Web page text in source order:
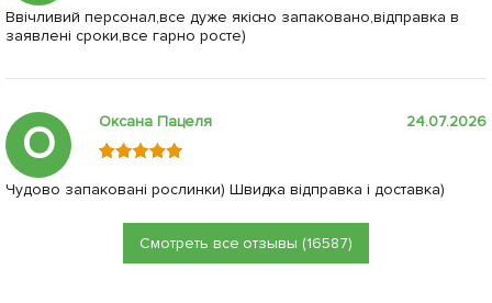
Ввічливий персонал,все дуже якісно запаковано,відправка в
заявлені сроки,все гарно росте)
О Оксана Пацеля 24.07.2026
Чудово запаковані рослинки) Швидка відправка і доставка)
Смотреть все отзывы (16587)